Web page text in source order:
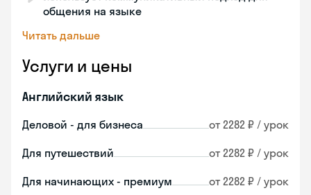
общения на языке
Читать дальше
Услуги и цены
Английский язык
Деловой - для бизнеса от 2282 ₽ / урок
Для путешествий от 2282 ₽ / урок
Для начинающих - премиум от 2282 ₽ / урок